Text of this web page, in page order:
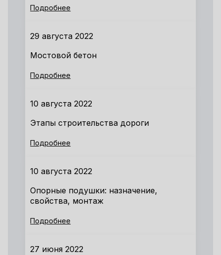
Подробнее
29 августа 2022
Мостовой бетон
Подробнее
10 августа 2022
Этапы строительства дороги
Подробнее
10 августа 2022
Опорные подушки: назначение,
свойства, монтаж
Подробнее
27 июня 2022